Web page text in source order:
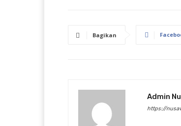
Bagikan
Admin
https://